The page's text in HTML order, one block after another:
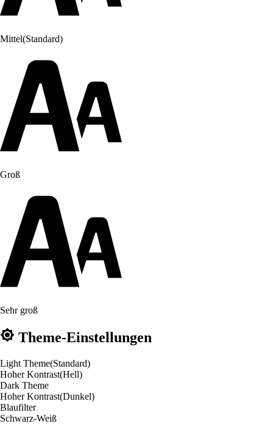
Mittel(Standard)
Groß
Sehr groß
Theme-Einstellungen
Light Theme(Standard)
Hoher Kontrast(Hell)
Dark Theme
Hoher Kontrast(Dunkel)
Blaufilter
Schwarz-Weiß